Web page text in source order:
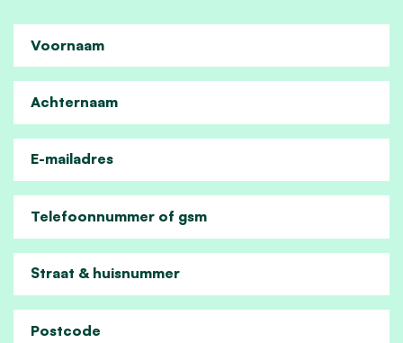
Voornaam
Achternaam
E-mailadres
Telefoonnummer of gsm
Straat & huisnummer
Postcode